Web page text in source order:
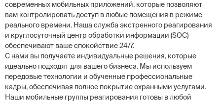
современных мобильных приложений, которые позволяют
вам контролировать доступ в любые помещения в режиме
реального времени. Наша служба экстренного реагирования
и круглосуточный центр обработки информации (SOC)
обеспечивают ваше спокойствие 24/7.
С нами вы получаете индивидуальные решения, которые
идеально подходят для вашего бизнеса. Мы используем
передовые технологии и обученные профессиональные
кадры, обеспечивая полное покрытие охранными услугами.
Наши мобильные группы реагирования готовы в любой